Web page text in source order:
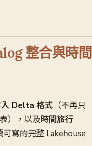
整合與時間
Delta 格式 （不再只
），以及時間旅行
寫的完整 Lakehouse